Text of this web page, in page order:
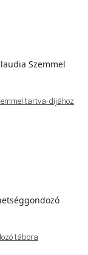
tartva-díjához
tábora